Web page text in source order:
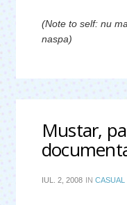
(Note to self: nu
naspa)
Mustar,
IUL. 2, 2008 IN